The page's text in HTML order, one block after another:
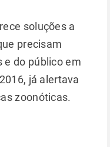
soluções a
precisam
e do público em
já alertava
zoonóticas.